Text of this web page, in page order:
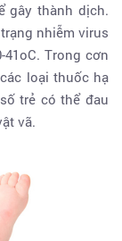
gây thành dịch.
nhiễm virus
Trong cơn
loại thuốc hạ
trẻ có thể đau
vã.